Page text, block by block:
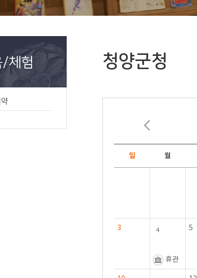
/체험 청양군청
일 월
3 4
휴관
5